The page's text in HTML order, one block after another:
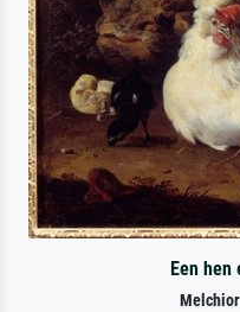
Een hen